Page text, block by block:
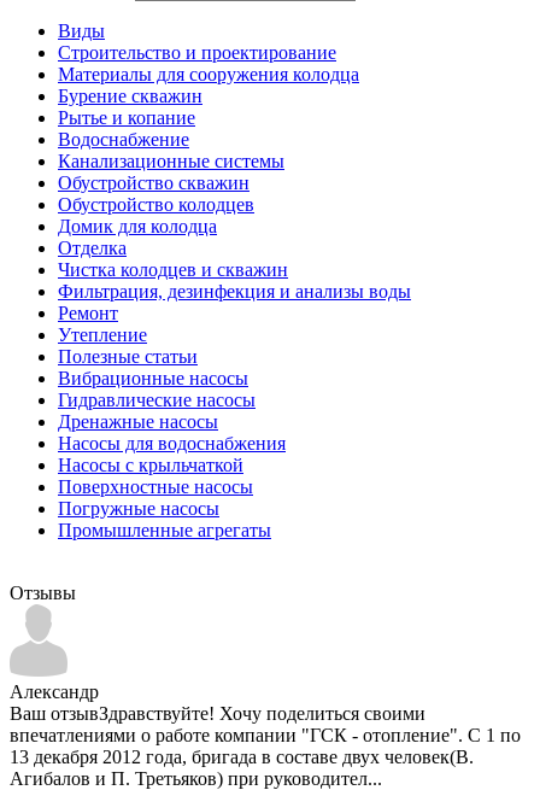
Виды
Строительство и проектирование
Материалы для сооружения колодца
Бурение скважин
Рытье и копание
Водоснабжение
Канализационные системы
Обустройство скважин
Обустройство колодцев
Домик для колодца
Отделка
Чистка колодцев и скважин
Фильтрация, дезинфекция и анализы воды
Ремонт
Утепление
Полезные статьи
Вибрационные насосы
Гидравлические насосы
Дренажные насосы
Насосы для водоснабжения
Насосы с крыльчаткой
Поверхностные насосы
Погружные насосы
Промышленные агрегаты
Отзывы
Александр
Ваш отзывЗдравствуйте! Хочу поделиться своими
впечатлениями о работе компании "ГСК - отопление". С 1 по
13 декабря 2012 года, бригада в составе двух человек(В.
Агибалов и П. Третьяков) при руководител...